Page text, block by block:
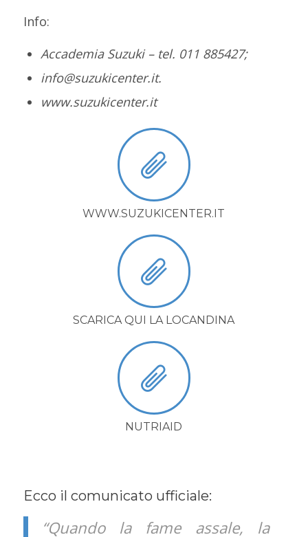
Info:
Accademia Suzuki – tel. 011 885427;
info@suzukicenter.it.
www.suzukicenter.it
WWW.SUZUKICENTER.IT
SCARICA QUI LA LOCANDINA
NUTRIAID
Ecco il comunicato ufficiale:
“Quando la fame assale, la